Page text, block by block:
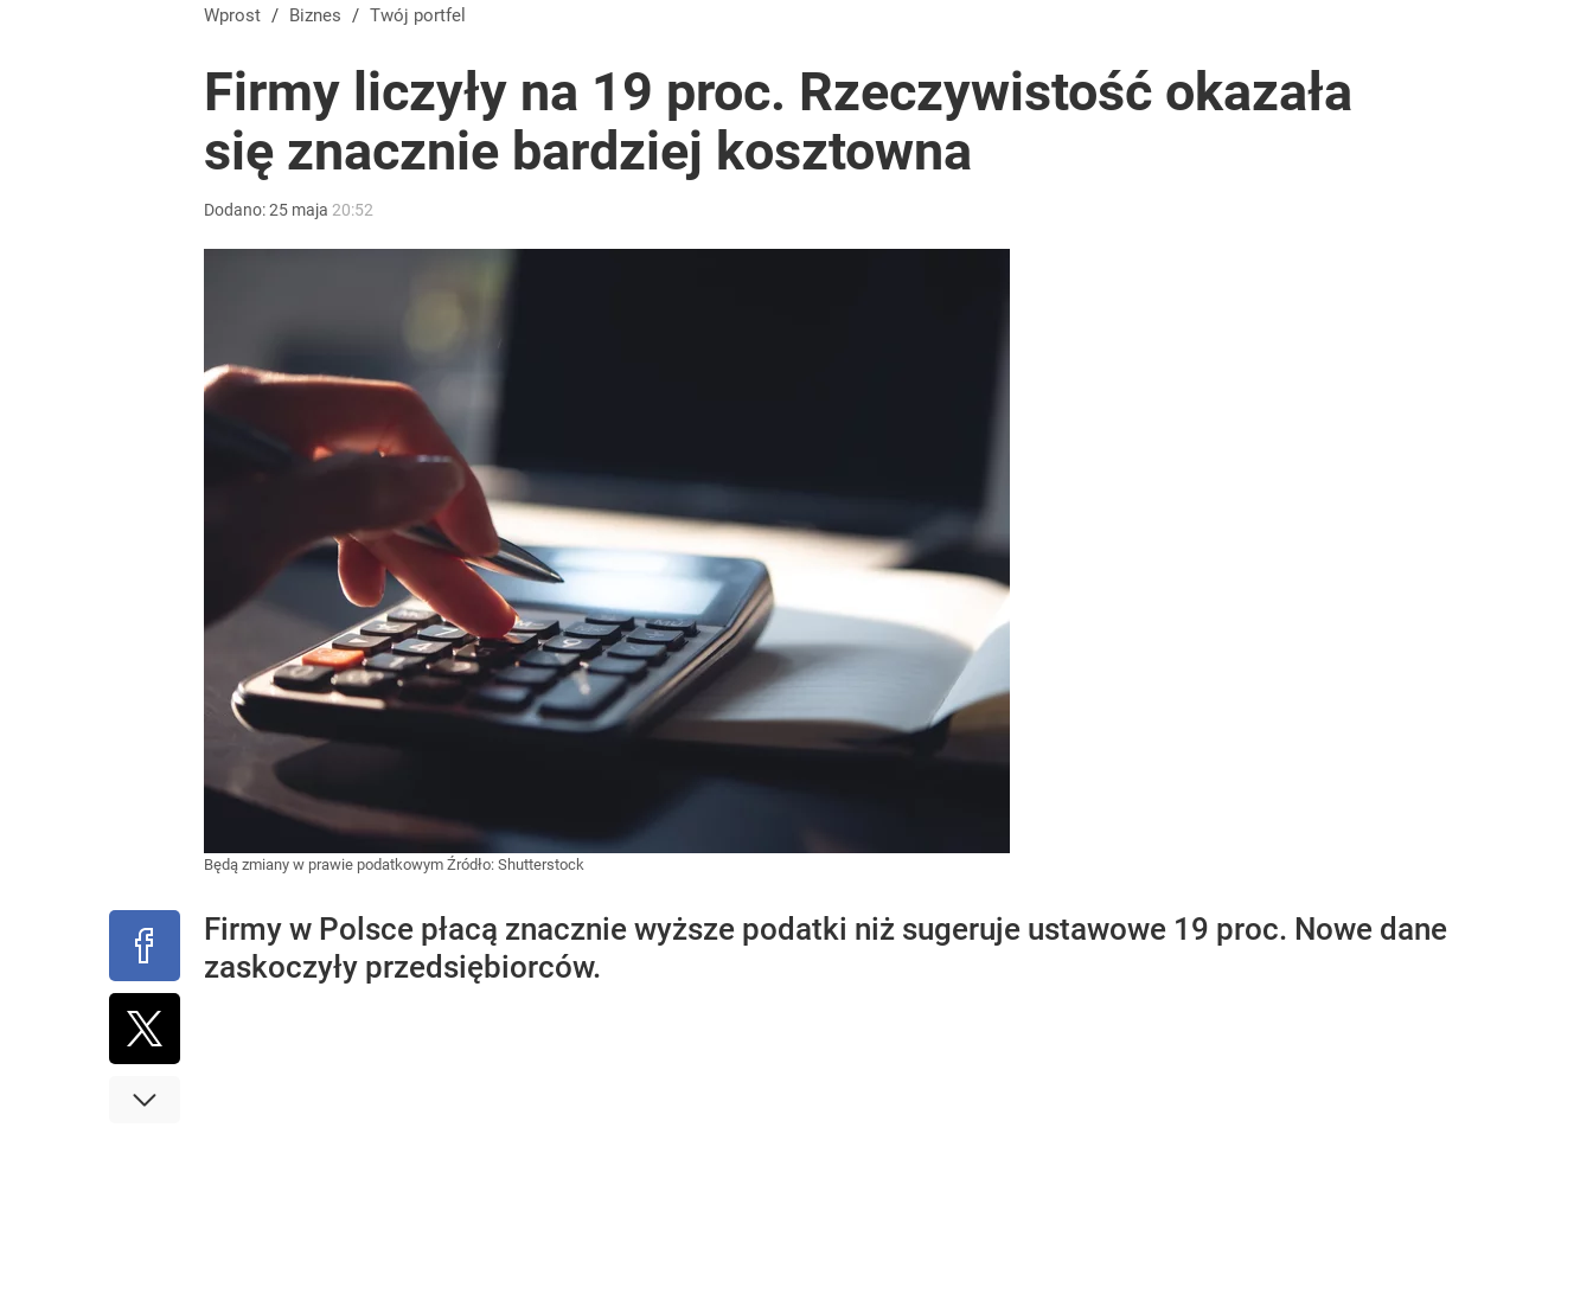
Wprost / Biznes / Twój portfel
Firmy liczyły na 19 proc. Rzeczywistość okazała
się znacznie bardziej kosztowna
Dodano:25 maja 20:52
Będą zmiany w prawie podatkowym Źródło: Shutterstock
Firmy w Polsce płacą znacznie wyższe podatki niż sugeruje ustawowe 19 proc. Nowe dane
zaskoczyły przedsiębiorców.